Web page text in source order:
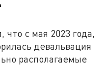
с мая 2023 года,
девальвация
располагаемые